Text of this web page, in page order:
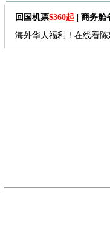
回国机票$360起 | 商务舱
海外华人福利！在线看